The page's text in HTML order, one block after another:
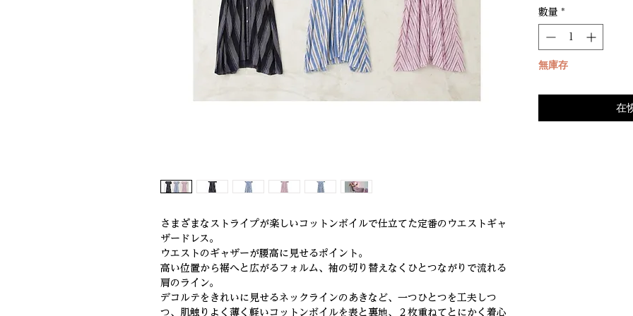
さまざまなストライプが楽しいコットンボイルで仕立てた定番のウエストギャ
ザードレス。
ウエストのギャザーが腰高に見せるポイント。
高い位置から裾へと広がるフォルム、袖の切り替えなくひとつながりで流れる
肩のライン。
デコルテをきれいに見せるネックラインのあきなど、一つひとつを工夫しつ
つ、肌触りよく薄く軽いコットンボイルを表と裏地、２枚重ねてとにかく着心
數量 *
無庫存
在